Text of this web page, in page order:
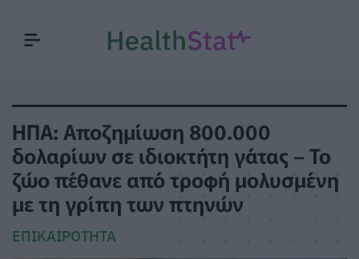
ΗΠΑ: Αποζημίωση 800.000
δολαρίων σε ιδιοκτήτη γάτας – Το
ζώο πέθανε από τροφή μολυσμένη
με τη γρίπη των πτηνών
ΕΠΙΚΑΙΡΌΤΗΤΑ